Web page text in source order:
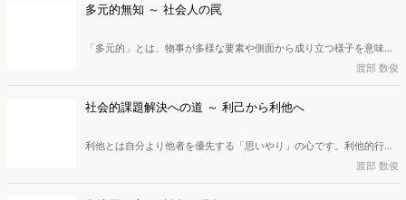
「CEP（カテゴリー・エントリー・ポイント）」として機能します。
会社創造開発研究所所長、一般社団法人マーケティング共創協会理
事・研究フェローを務めている渡部数俊氏が「界隈」について詳しく
掘り下げ、「界隈消費」におけるCEPについて解説します。
多元的無知 ～ 社会人の罠
「多元的」とは、物事が多様な要素や側面から成り立つ様子を意味
し、「多元的価値」は、単一ではなく複数の価値観が同等に正しく存
在し、互いに矛盾し合うという思想です。また、相互に独立して競合
しうる複数の源泉が存在することを認める考え方であるのが「多元
論・多元主義」。これらの多角的な見識が社会・経済活動にどのよう
重要なのか。広告・マーケティング業界に40年近く従事し、現在は株
式会社創造開発研究所所長、一般社団法人マーケティング共創協会理
事・研究フェローを務めている渡部数俊氏が解説します。
渡部 数俊
社会的課題解決への道 ～ 利己から利他へ
利他とは自分より他者を優先する「思いやり」の心です。利他的行動
は、脳が寄付を快感と捉える温情効果や共感、評判を気にする心理に
よって促されることが科学的にも証明されています。近年は、この利
他的動機から社会課題の解決を目指す社会起業家が増加。テクノロジ
渡部 数俊